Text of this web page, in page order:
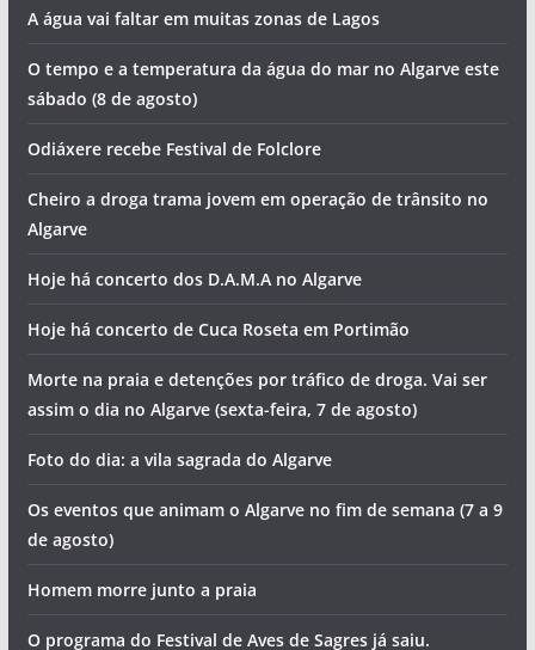
A água vai faltar em muitas zonas de Lagos
O tempo e a temperatura da água do mar no Algarve este
sábado (8 de agosto)
Odiáxere recebe Festival de Folclore
Cheiro a droga trama jovem em operação de trânsito no
Algarve
Hoje há concerto dos D.A.M.A no Algarve
Hoje há concerto de Cuca Roseta em Portimão
Morte na praia e detenções por tráfico de droga. Vai ser
assim o dia no Algarve (sexta-feira, 7 de agosto)
Foto do dia: a vila sagrada do Algarve
Os eventos que animam o Algarve no fim de semana (7 a 9
de agosto)
Homem morre junto a praia
O programa do Festival de Aves de Sagres já saiu.